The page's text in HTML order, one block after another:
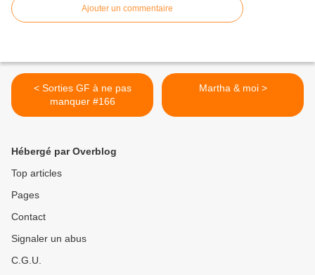
Ajouter un commentaire
< Sorties GF à ne pas
manquer #166
Martha & moi >
Hébergé par Overblog
Top articles
Pages
Contact
Signaler un abus
C.G.U.